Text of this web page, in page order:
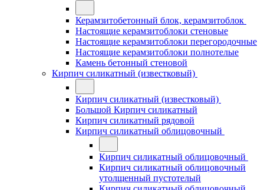
Керамзитобетонный блок, керамзитоблок
Настоящие керамзитоблоки стеновые
Настоящие керамзитоблоки перегородочные
Настоящие керамзитоблоки полнотелые
Камень бетонный стеновой
Кирпич силикатный (известковый)
Кирпич силикатный (известковый)
Большой Кирпич силикатный
Кирпич силикатный рядовой
Кирпич силикатный облицовочный
Кирпич силикатный облицовочный
Кирпич силикатный облицовочный
утолщенный пустотелый